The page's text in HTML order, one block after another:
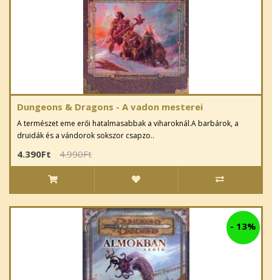
Dungeons & Dragons - A vadon mesterei
A természet eme erői hatalmasabbak a viharoknál.A barbárok, a
druidák és a vándorok sokszor csapzo..
4.390Ft 4.990Ft
- 13%